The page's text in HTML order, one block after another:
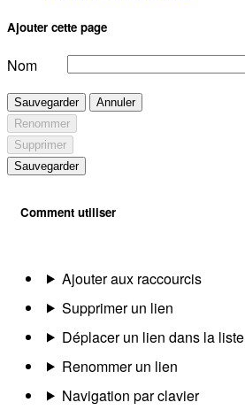
Ajouter cette page
Nom
Sauvegarder
Annuler
Renommer
Supprimer
Sauvegarder
Comment utiliser
Ajouter aux raccourcis
Supprimer un lien
Déplacer un lien dans la liste
Renommer un lien
Navigation par clavier